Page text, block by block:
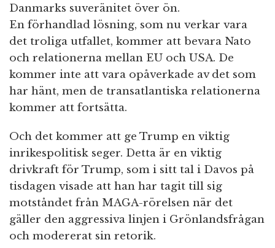
Danmarks suveränitet över ön.
En förhandlad lösning, som nu verkar vara
det troliga utfallet, kommer att bevara Nato
och relationerna mellan EU och USA. De
kommer inte att vara opåverkade av det som
har hänt, men de transatlantiska relationerna
kommer att fortsätta.
Och det kommer att ge Trump en viktig
inrikespolitisk seger. Detta är en viktig
drivkraft för Trump, som i sitt tal i Davos på
tisdagen visade att han har tagit till sig
motståndet från MAGA-rörelsen när det
gäller den aggressiva linjen i Grönlandsfrågan
och modererat sin retorik.